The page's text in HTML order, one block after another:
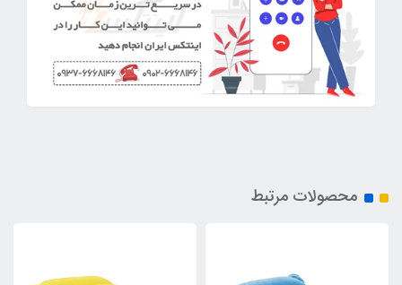
محصولات مرتبط